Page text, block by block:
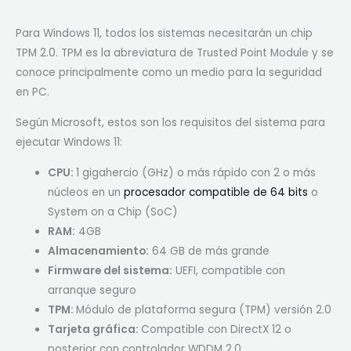
Para Windows 11, todos los sistemas necesitarán un chip
TPM 2.0. TPM es la abreviatura de Trusted Point Module y se
conoce principalmente como un medio para la seguridad
en PC.
Según Microsoft, estos son los requisitos del sistema para
ejecutar Windows 11:
CPU:1 gigahercio (GHz) o más rápido con 2 o más
núcleos en unprocesador compatible de 64 bits o
System on a Chip (SoC)
RAM: 4GB
Almacenamiento: 64 GB de más grande
Firmware del sistema: UEFI, compatible con
arranque seguro
TPM:Módulo de plataforma segura (TPM) versión 2.0
Tarjeta gráfica: Compatible con DirectX 12 o